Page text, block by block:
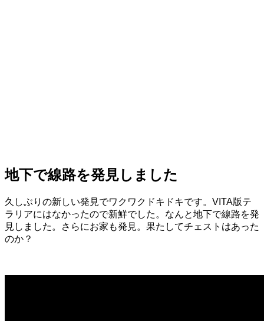
地下で線路を発見しました
久しぶりの新しい発見でワクワクドキドキです。VITA版テ
ラリアにはなかったので新鮮でした。なんと地下で線路を発
見しました。さらにお家も発見。果たしてチェストはあった
のか？